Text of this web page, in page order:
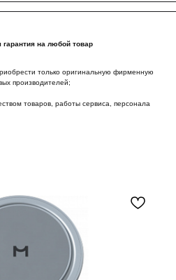
гарантия на любой товар
только оригинальную фирменную
производителей;
товаров, работы сервиса, персонала